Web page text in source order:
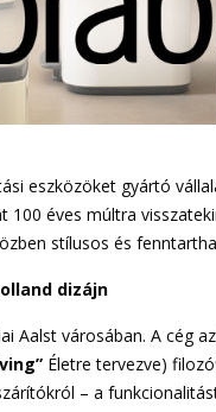
eszközöket gyártó
100 éves múltra
stílusos és
dizájn
Aalst városában. A cég
Életre tervezve)
– a